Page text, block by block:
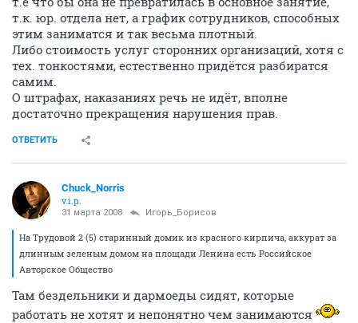
т.к. юр. отдела нет, а график сотрудников, способных
этим заниматся и так весьма плотный.
Либо стоимость услуг сторонних организаций, хотя с
тех. тонкостями, естественно придётся разбиратся
самим.
О штрафах, наказаниях речь не идёт, вполне
достаточно прекращения нарушения прав.
ОТВЕТИТЬ
Chuck_Norris
v.i.p.
31 марта 2008 Игорь_Борисов
На Трудовой 2 (5) старинный домик из красного кирпича, аккурат за
длинным зеленым домом на площади Ленина есть Российское
Авторское Общество
Там бездельники и дармоеды сидят, которые
работать не хотят и непонятно чем занимаются